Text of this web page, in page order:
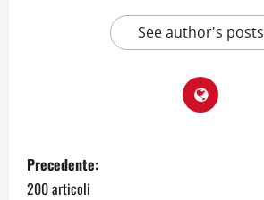
See author's posts
Precedente:
200 articoli